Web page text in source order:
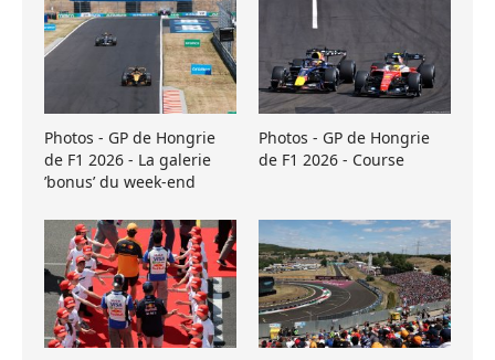
Photos - GP de Hongrie
de F1 2026 - La galerie
’bonus’ du week-end
Photos - GP de Hongrie
de F1 2026 - Course